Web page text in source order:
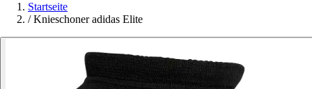
Startseite
/ Knieschoner adidas Elite